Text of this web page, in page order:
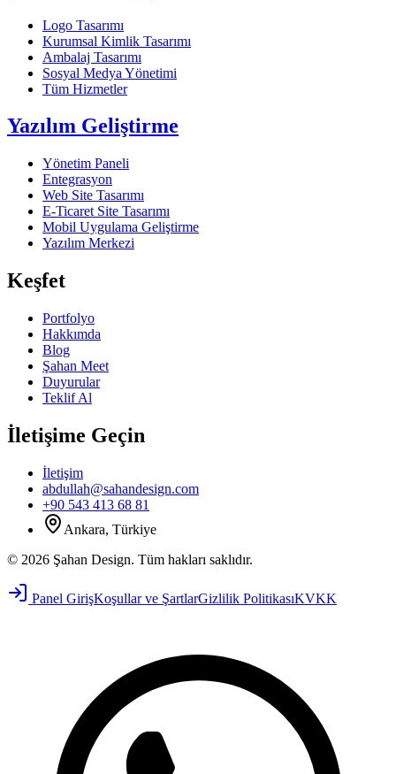
Logo Tasarımı
Kurumsal Kimlik Tasarımı
Ambalaj Tasarımı
Sosyal Medya Yönetimi
Tüm Hizmetler
Yazılım Geliştirme
Yönetim Paneli
Entegrasyon
Web Site Tasarımı
E-Ticaret Site Tasarımı
Mobil Uygulama Geliştirme
Yazılım Merkezi
Keşfet
Portfolyo
Hakkımda
Blog
Şahan Meet
Duyurular
Teklif Al
İletişime Geçin
İletişim
abdullah@sahandesign.com
+90 543 413 68 81
Ankara, Türkiye
© 2026 Şahan Design. Tüm hakları saklıdır.
Panel GirişKoşullar ve ŞartlarGizlilik PolitikasıKVKK